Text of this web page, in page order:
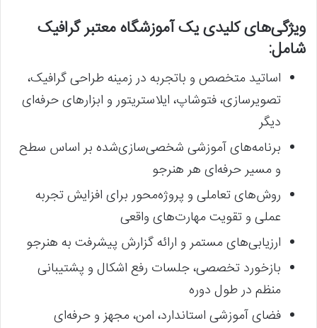
ویژگی‌های کلیدی یک آموزشگاه معتبر گرافیک
شامل:
اساتید متخصص و باتجربه در زمینه طراحی گرافیک،
تصویرسازی، فتوشاپ، ایلاستریتور و ابزارهای حرفه‌ای
دیگر
برنامه‌های آموزشی شخصی‌سازی‌شده بر اساس سطح
و مسیر حرفه‌ای هر هنرجو
روش‌های تعاملی و پروژه‌محور برای افزایش تجربه
عملی و تقویت مهارت‌های واقعی
ارزیابی‌های مستمر و ارائه گزارش پیشرفت به هنرجو
بازخورد تخصصی، جلسات رفع اشکال و پشتیبانی
منظم در طول دوره
فضای آموزشی استاندارد، امن، مجهز و حرفه‌ای